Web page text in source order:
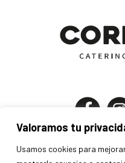
Valoramos tu
Usamos cookies para
Corequip